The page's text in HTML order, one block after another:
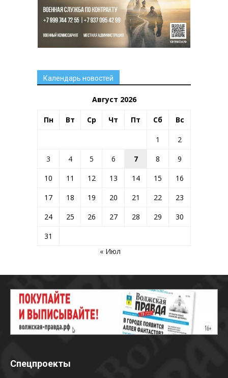
Календарь новостей
Август 2026
Пн Вт Ср Чт Пт Сб Вс
1
2
3
4 5 6 7 8
9
10
11 12 13 14 15
16
17
18 19 20 21 22
23
24
25 26 27 28 29
30
31
« Июл
Спецпроекты